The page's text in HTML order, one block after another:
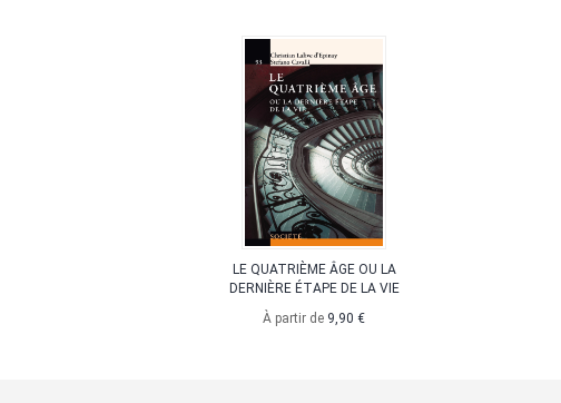
LE QUATRIÈME ÂGE OU LA
DERNIÈRE ÉTAPE DE LA VIE
À partir de 9,90 €